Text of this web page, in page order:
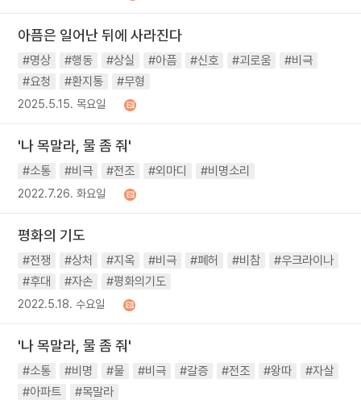
아픔은 일어난 뒤에 사라진다
#명상 #행동 #상실 #아픔 #신호 #괴로움
#비극
#요청
#환지통 #무형
2025.5.15. 목요일
'나 목말라, 물 좀 줘'
#소통 #비극 #전조 #외마디 #비명소리
2022.7.26. 화요일
평화의 기도
#전쟁 #상처 #지옥 #비극 #폐허 #비참
#우크라이나
#후대
#자손 #평화의기도
2022.5.18. 수요일
'나 목말라, 물 좀 줘'
#소통 #비명 #물 #비극 #갈증 #전조 #왕따
#자살
#아파트
#목말라